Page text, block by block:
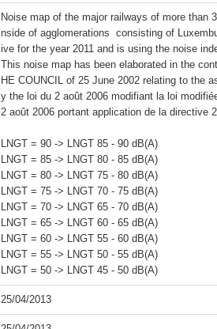
Noise map of the major railways of more than
nside of agglomerations  consisting of
ive for the year 2011 and is using the noise
This noise map has been elaborated in the
HE COUNCIL of 25 June 2002 relating to the
y the loi du 2 août 2006 modifiant la loi
2 août 2006 portant application de la directive
LNGT = 90 -> LNGT 85 - 90 dB(A)
LNGT = 85 -> LNGT 80 - 85 dB(A)
LNGT = 80 -> LNGT 75 - 80 dB(A)
LNGT = 75 -> LNGT 70 - 75 dB(A)
LNGT = 70 -> LNGT 65 - 70 dB(A)
LNGT = 65 -> LNGT 60 - 65 dB(A)
LNGT = 60 -> LNGT 55 - 60 dB(A)
LNGT = 55 -> LNGT 50 - 55 dB(A)
25/04/2013